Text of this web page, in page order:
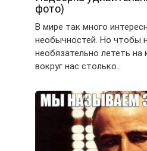
фото)
В мире так много
необычностей. Но чтобы
необязательно лететь на
вокруг нас столько…